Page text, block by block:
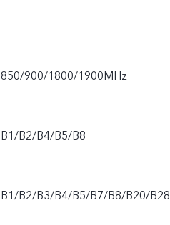
850/900/1800/1900MHz
B1/B2/B4/B5/B8
B1/B2/B3/B4/B5/B7/B8/B20/B28